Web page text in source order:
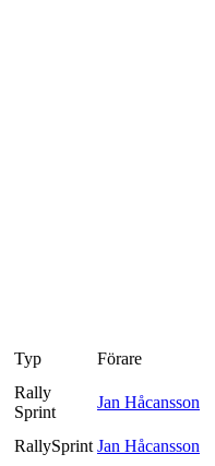
Typ
Förare
Rally
Sprint
Jan Håcansson
RallySprint Jan Håcansson